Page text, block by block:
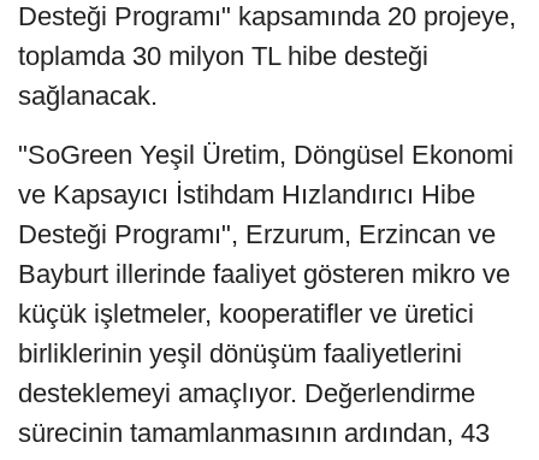
Desteği Programı" kapsamında 20 projeye,
toplamda 30 milyon TL hibe desteği
sağlanacak.
"SoGreen Yeşil Üretim, Döngüsel Ekonomi
ve Kapsayıcı İstihdam Hızlandırıcı Hibe
Desteği Programı", Erzurum, Erzincan ve
Bayburt illerinde faaliyet gösteren mikro ve
küçük işletmeler, kooperatifler ve üretici
birliklerinin yeşil dönüşüm faaliyetlerini
desteklemeyi amaçlıyor. Değerlendirme
sürecinin tamamlanmasının ardından, 43